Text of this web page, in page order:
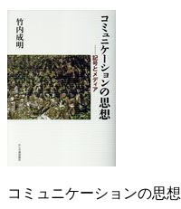
コミュニケーションの思想